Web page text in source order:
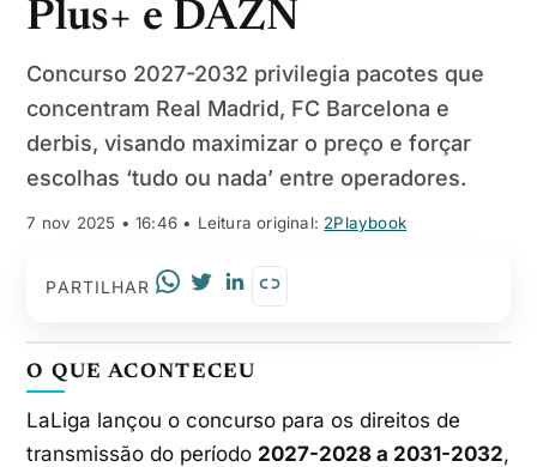
Plus+ e DAZN
Concurso 2027-2032 privilegia pacotes que
concentram Real Madrid, FC Barcelona e
derbis, visando maximizar o preço e forçar
escolhas ‘tudo ou nada’ entre operadores.
7 nov 2025 • 16:46 • Leitura original: 2Playbook
PARTILHAR
O QUE ACONTECEU
LaLiga lançou o concurso para os direitos de
transmissão do período 2027-2028 a 2031-2032,